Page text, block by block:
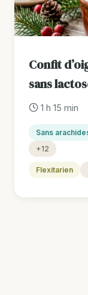
Confit
sans
1 h 15 min
Sans
+12
Flexitarien